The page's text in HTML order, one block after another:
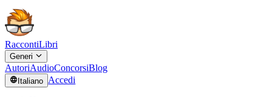
RaccontiLibri
Generi
AutoriAudioConcorsiBlog
Italiano Accedi